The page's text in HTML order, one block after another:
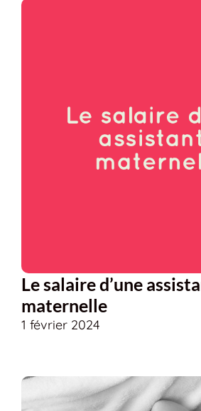
Le salaire d’une
maternelle
1 février 2024